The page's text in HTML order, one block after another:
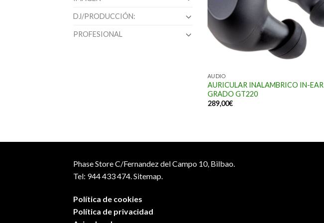
DJ/PRODUCCIÓN:
PROFESIONAL
AUDIO
AURICULAR INALAMBRICO IN-EAR
GRADO GT220
289,00€
Phase Store C/Fernandez del Campo 10, Bilbao.
Tel: 944 433 474. Sitemap.
Política de cookies
Política de privacidad